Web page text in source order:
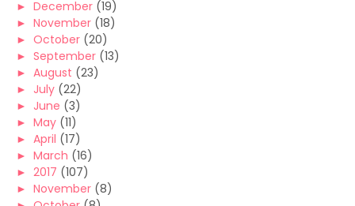
► December (19)
► November (18)
► October (20)
► September (13)
► August (23)
► July (22)
► June (3)
► May (11)
► April (17)
► March (16)
► 2017 (107)
► November (8)